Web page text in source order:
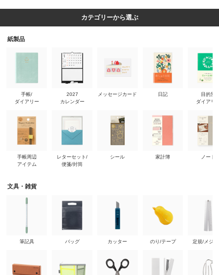
カテゴリーから選ぶ
紙製品
手帳/
ダイアリー
手帳周辺
アイテム
2027
カレンダー
レターセット/
便箋/封筒
メッセージカード
シール
日記
家計簿
目的別
ダイアリ
ノート
文具・雑貨
筆記具 バッグ カッター のり/テープ 定規/メジ